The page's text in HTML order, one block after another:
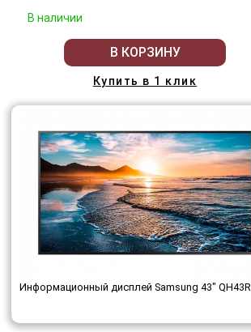
В наличии
В КОРЗИНУ
Купить в 1 клик
Информационный дисплей Samsung 43" QH43R